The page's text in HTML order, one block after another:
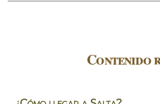
Contenido